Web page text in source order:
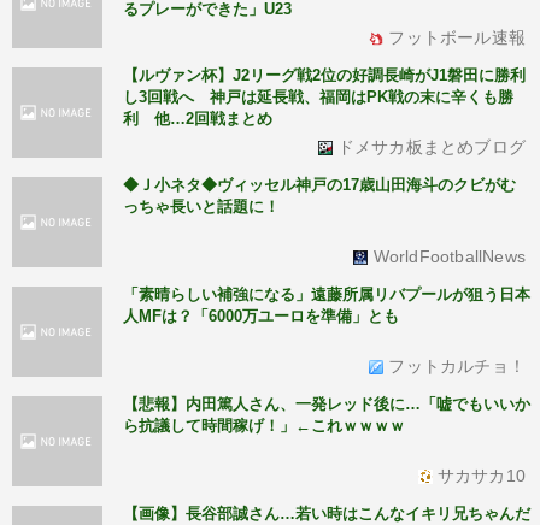
るプレーができた」U23
フットボール速報
【ルヴァン杯】J2リーグ戦2位の好調長崎がJ1磐田に勝利
し3回戦へ 神戸は延長戦、福岡はPK戦の末に辛くも勝
利 他…2回戦まとめ
ドメサカ板まとめブログ
◆Ｊ小ネタ◆ヴィッセル神戸の17歳山田海斗のクビがむ
っちゃ長いと話題に！
WorldFootballNews
「素晴らしい補強になる」遠藤所属リバプールが狙う日本
人MFは？「6000万ユーロを準備」とも
フットカルチョ！
【悲報】内田篤人さん、一発レッド後に…「嘘でもいいか
ら抗議して時間稼げ！」←これｗｗｗｗ
サカサカ10
【画像】長谷部誠さん…若い時はこんなイキリ兄ちゃんだ